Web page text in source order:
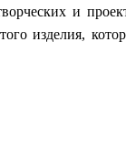
и
изделия,